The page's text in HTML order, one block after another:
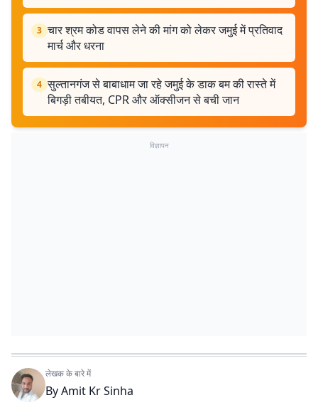
3 चार श्रम कोड वापस लेने की मांग को लेकर जमुई में प्रतिवाद
मार्च और धरना
4 सुल्तानगंज से बाबाधाम जा रहे जमुई के डाक बम की रास्ते में
बिगड़ी तबीयत, CPR और ऑक्सीजन से बची जान
विज्ञापन
लेखक के बारे में
ByAmit Kr Sinha